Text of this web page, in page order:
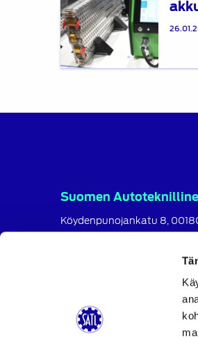
sähköautojen
tiistaina
10.2.2026
Suomen
Köydenpunojankatu 8,
SATL
SATL